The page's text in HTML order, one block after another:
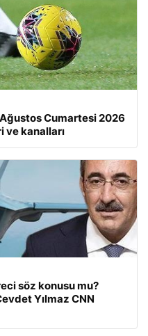
Cumartesi 2026
ve kanalları
söz konusu mu?
Yılmaz CNN